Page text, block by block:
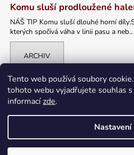
Tento web používá soubory
tohoto webu vyjadřujete souhlas
informacízde.
Nastavení
Komu sluší prodloužené
NÁŠ TIP Komu sluší dlouhé horní
kterých spočívá váha v linii pasu a neb...
ARCHIV